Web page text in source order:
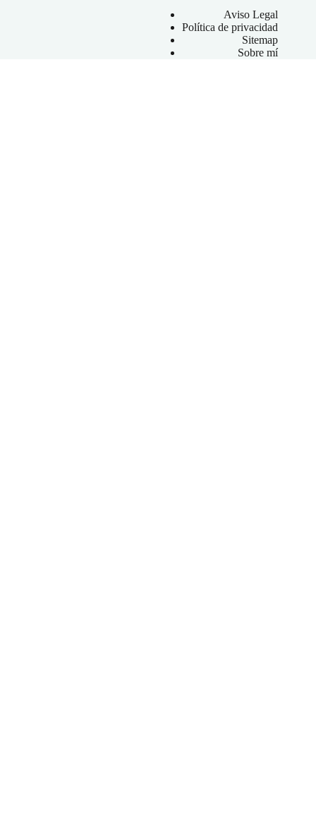
Aviso Legal
Política de privacidad
Sitemap
Sobre mí